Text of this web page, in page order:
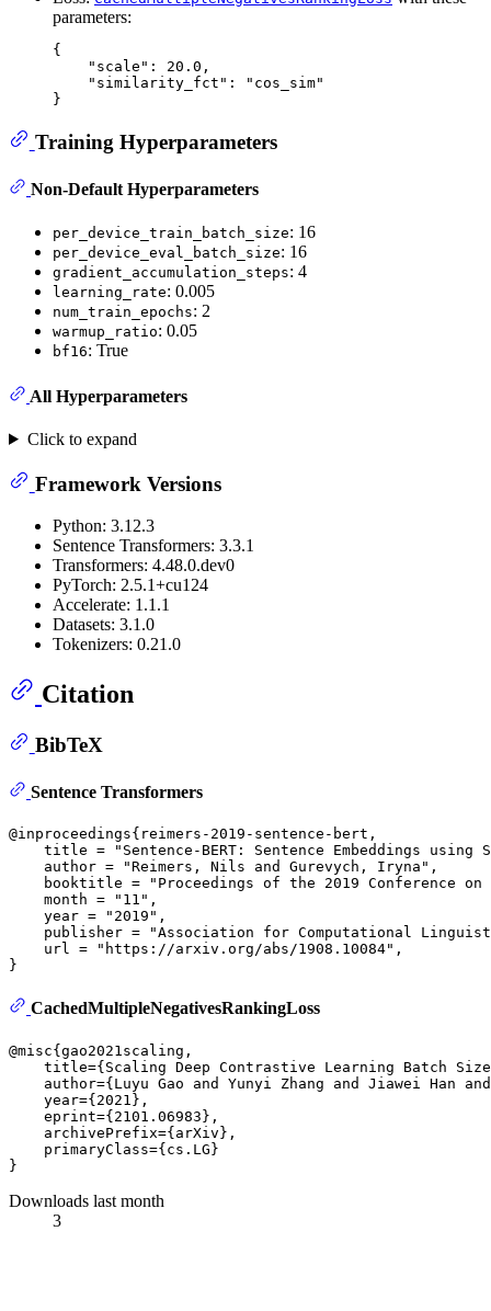
parameters:
{
"scale" : 20.0 ,
"similarity_fct" :
"cos_sim"
}
Training Hyperparameters
Non-Default Hyperparameters
per_device_train_batch_size: 16
per_device_eval_batch_size: 16
gradient_accumulation_steps: 4
learning_rate: 0.005
num_train_epochs: 2
warmup_ratio: 0.05
bf16: True
All Hyperparameters
Click to expand
Framework Versions
Python: 3.12.3
Sentence Transformers: 3.3.1
Transformers: 4.48.0.dev0
PyTorch: 2.5.1+cu124
Accelerate: 1.1.1
Datasets: 3.1.0
Tokenizers: 0.21.0
Citation
BibTeX
Sentence Transformers
@inproceedings{reimers-2019-sentence-bert,
title = "Sentence-BERT: Sentence Embeddings using
    author = "Reimers, Nils and Gurevych, Iryna",
booktitle = "Proceedings of the 2019 Conference
    month = "11",
    year = "2019",
publisher = "Association for Computational
    url = "https://arxiv.org/abs/1908.10084",
CachedMultipleNegativesRankingLoss
@misc{gao2021scaling,
title={Scaling Deep Contrastive Learning Batch
author={Luyu Gao and Yunyi Zhang and Jiawei Han
    year={2021},
    eprint={2101.06983},
    archivePrefix={arXiv},
    primaryClass={cs.LG}
Downloads last month
3